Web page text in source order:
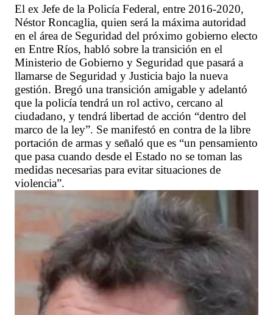
El ex Jefe de la Policía Federal, entre 2016-2020,
Néstor Roncaglia, quien será la máxima autoridad
en el área de Seguridad del próximo gobierno electo
en Entre Ríos, habló sobre la transición en el
Ministerio de Gobierno y Seguridad que pasará a
llamarse de Seguridad y Justicia bajo la nueva
gestión. Bregó una transición amigable y adelantó
que la policía tendrá un rol activo, cercano al
ciudadano, y tendrá libertad de acción “dentro del
marco de la ley”. Se manifestó en contra de la libre
portación de armas y señaló que es “un pensamiento
que pasa cuando desde el Estado no se toman las
medidas necesarias para evitar situaciones de
violencia”.